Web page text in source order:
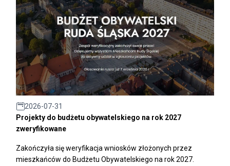
2026-07-31
Projekty do budżetu obywatelskiego na rok 2027
zweryfikowane
Zakończyła się weryfikacja wniosków złożonych przez
mieszkańców do Budżetu Obywatelskiego na rok 2027.